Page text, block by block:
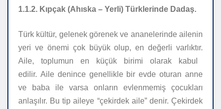
1.1.2. Kıpçak (Ahıska – Yerli) Türklerinde Dadaş.
Türk kültür, gelenek görenek ve ananelerinde ailenin
yeri ve önemi çok büyük olup, en değerli varlıktır.
Aile, toplumun en küçük birimi olarak kabul
edilir. Aile denince genellikle bir evde oturan anne
ve baba ile varsa onların evlenmemiş çocukları
anlaşılır. Bu tip aileye “çekirdek aile” denir. Çekirdek